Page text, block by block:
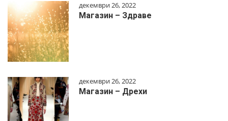
декември 26, 2022
Магазин – Здраве
декември 26, 2022
Магазин – Дрехи